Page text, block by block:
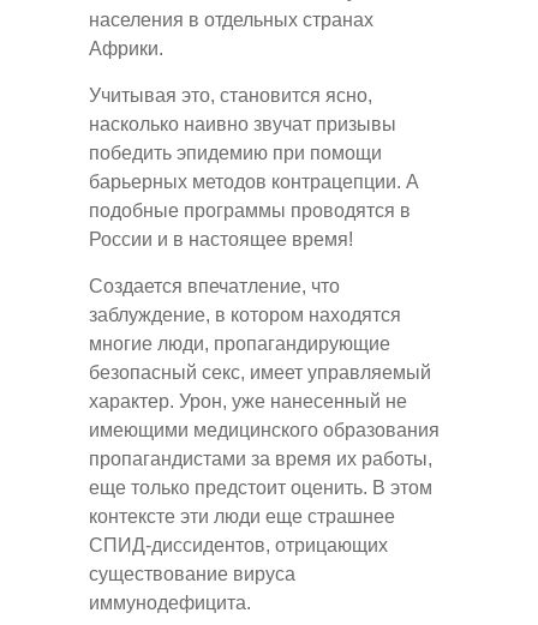
населения в отдельных странах
Африки.
Учитывая это, становится ясно,
насколько наивно звучат призывы
победить эпидемию при помощи
барьерных методов контрацепции. А
подобные программы проводятся в
России и в настоящее время!
Создается впечатление, что
заблуждение, в котором находятся
многие люди, пропагандирующие
безопасный секс, имеет управляемый
характер. Урон, уже нанесенный не
имеющими медицинского образования
пропагандистами за время их работы,
еще только предстоит оценить. В этом
контексте эти люди еще страшнее
СПИД-диссидентов, отрицающих
существование вируса
иммунодефицита.